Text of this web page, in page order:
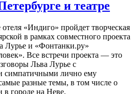
и театре
отеля «Индиго» пройдет творческая
в рамках совместного проекта
Лурье и «Фонтанки.ру»
Все встречи проекта — это
Льва Лурье с
симпатичными лично ему
разные темы, в том числе о
в городе на Неве.